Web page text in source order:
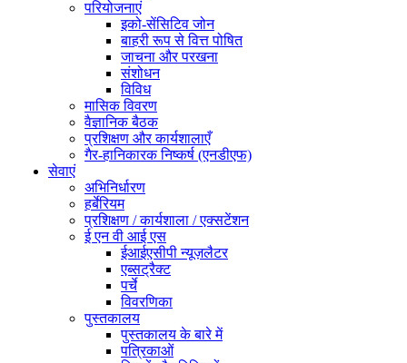
परियोजनाएं
इको-सेंसिटिव जोन
बाहरी रूप से वित्त पोषित
जाचना और परखना
संशोधन
विविध
मासिक विवरण
वैज्ञानिक बैठक
प्रशिक्षण और कार्यशालाएँ
गैर-हानिकारक निष्कर्ष (एनडीएफ)
सेवाएं
अभिनिर्धारण
हर्बेरियम
प्रशिक्षण / कार्यशाला / एक्सटेंशन
ई एन वी आई एस
ईआईएसीपी न्यूज़लैटर
एब्सट्रैक्ट
पर्चे
विवरणिका
पुस्तकालय
पुस्तकालय के बारे में
पत्रिकाओं